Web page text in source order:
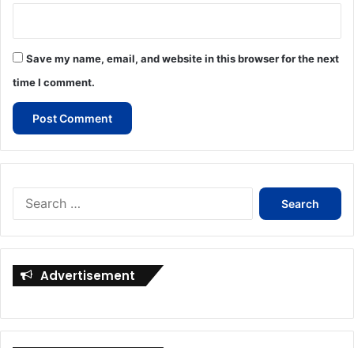
Save my name, email, and website in this browser for the next
time I comment.
Search
Advertisement